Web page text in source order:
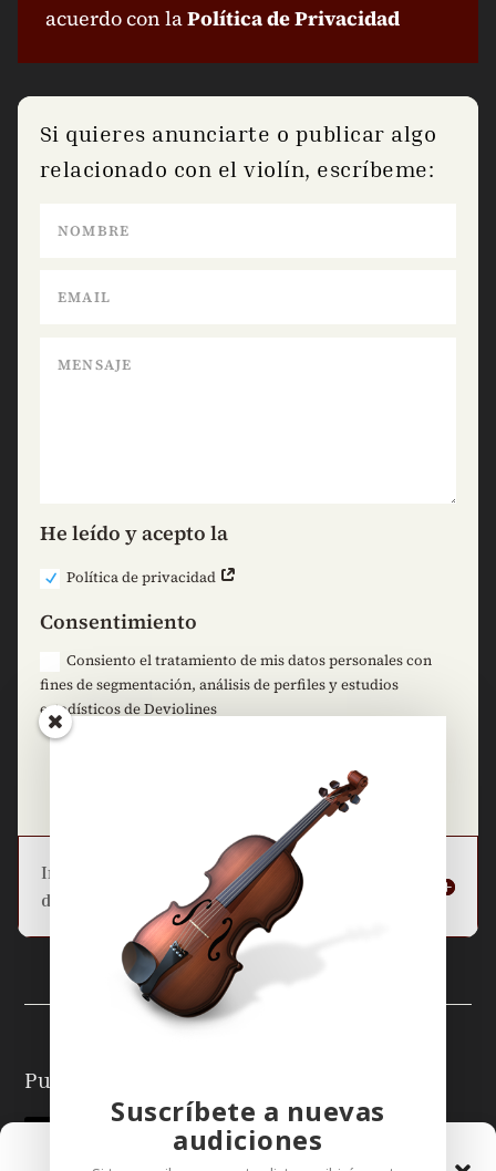
Gestionar el Consentimiento
acuerdo con laPolítica de Privacidad
Si quieres anunciarte o publicar algo
relacionado con el violín, escríbeme:
He leído y acepto la
Política de privacidad
Consentimiento
Consiento el tratamiento de mis datos personales con
fines de segmentación, análisis de perfiles y estudios
estadísticos de Deviolines
Información básica sobre la protección
de datos
Puedes seguirme en:
Suscríbete a nuevas
audiciones